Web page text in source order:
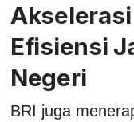
Efisiensi
Negeri
BRI juga